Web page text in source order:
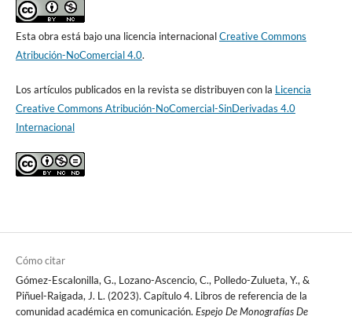
Esta obra está bajo una licencia internacionalCreative Commons
Atribución-NoComercial 4.0.
Los artículos publicados en la revista se distribuyen con la Licencia
Creative Commons Atribución-NoComercial-SinDerivadas 4.0
Internacional
Cómo citar
Gómez-Escalonilla, G., Lozano-Ascencio, C., Polledo-Zulueta, Y., &
Piñuel-Raigada, J. L. (2023). Capítulo 4. Libros de referencia de la
comunidad académica en comunicación. Espejo De Monografías De